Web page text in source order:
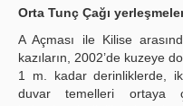
Orta Tunç Çağı
A Açması ile Kilise
kazıların, 2002’de kuzeye
1 m. kadar derinliklerde,
duvar temelleri ortaya